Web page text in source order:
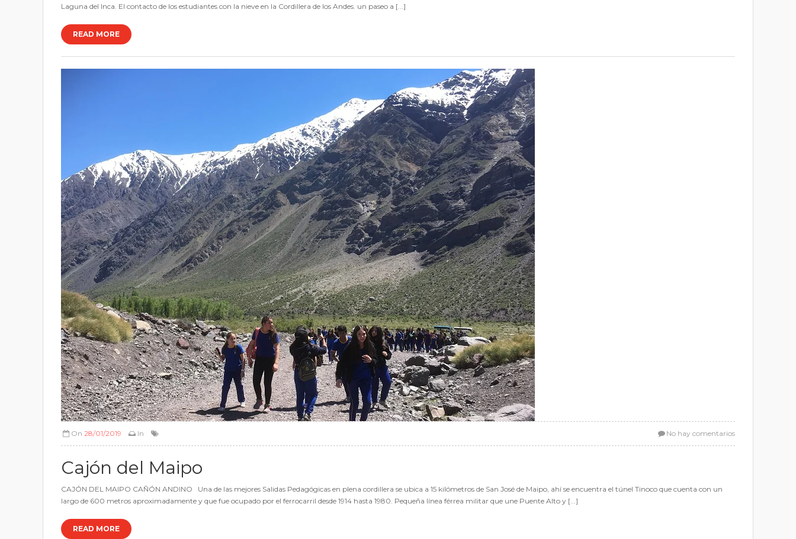
Laguna del Inca. El contacto de los estudiantes con la nieve en la Cordillera de los Andes. un paseo a [...]
READ MORE
On 28/01/2019 In No hay comentarios
Cajón del Maipo
CAJÓN DEL MAIPO CAÑÓN ANDINO Una de las mejores Salidas Pedagógicas en plena cordillera se ubica a 15 kilómetros de San José de Maipo, ahí se encuentra el túnel Tinoco que cuenta con un
largo de 600 metros aproximadamente y que fue ocupado por el ferrocarril desde 1914 hasta 1980. Pequeña línea férrea militar que une Puente Alto y [...]
READ MORE